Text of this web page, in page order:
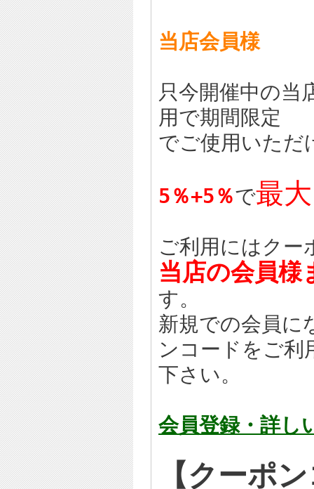
当店会員様
只今開催中の当
用で期間限定
でご使用いただ
5％+5％で最
ご利用にはクー
当店の会員様
す。
新規での会員に
ンコードをご利
下さい。
会員登録・詳し
【クー